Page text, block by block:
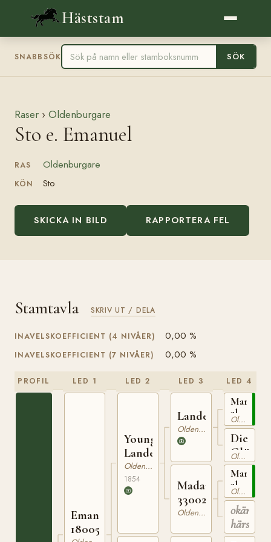
Häststam
SNABBSÖK SÖK
Raser › Oldenburgare
Sto e. Emanuel
RAS Oldenburgare
KÖN Sto
SKICKA IN BILD RAPPORTERA FEL
Stamtavla SKRIV UT / DELA
INAVELSKOEFFICIENT (4 NIVÅER) 0,00 %
INAVELSKOEFFICIENT (7 NIVÅER) 0,00 %
PROFIL LED 1
Emanuel
180050664
LED 2
Young
Landessohn
Oldenburgare
1854
LED 3
Landessohn
Oldenburgare
Madame
330022648
Oldenburgare
LED 4
Martens
alter
Hengst
Oldenburgare
Die
Oldenburgare
Martens
alter
Hengst
Oldenburgare
okänd